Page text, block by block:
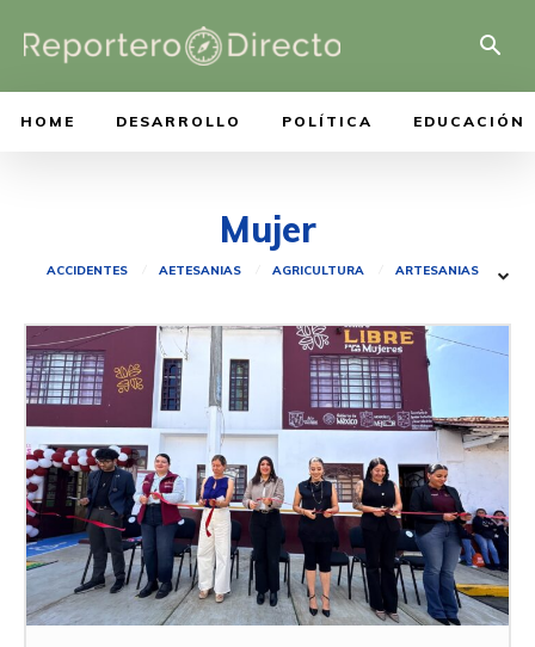
HOME DESARROLLO POLÍTICA EDUCACIÓN
Mujer
ACCIDENTES AETESANIAS AGRICULTURA ARTESANIAS